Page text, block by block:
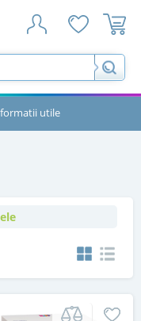
utile